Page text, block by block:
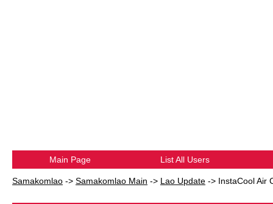
Main Page List All Users
Samakomlao -> Samakomlao Main -> Lao Update -> InstaCool Air